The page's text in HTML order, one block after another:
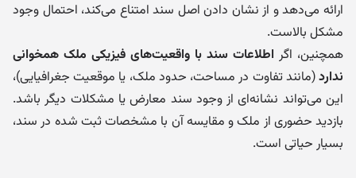
ارائه می‌دهد و از نشان دادن اصل سند امتناع می‌کند، احتمال وجود
مشکل بالاست.
همچنین، اگر اطلاعات سند با واقعیت‌های فیزیکی ملک همخوانی
ندارد(مانند تفاوت در مساحت، حدود ملک، یا موقعیت جغرافیایی)،
این می‌تواند نشانه‌ای از وجود سند معارض یا مشکلات دیگر باشد.
بازدید حضوری از ملک و مقایسه آن با مشخصات ثبت شده در سند،
بسیار حیاتی است.